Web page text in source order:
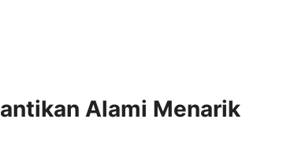
Alami Menarik